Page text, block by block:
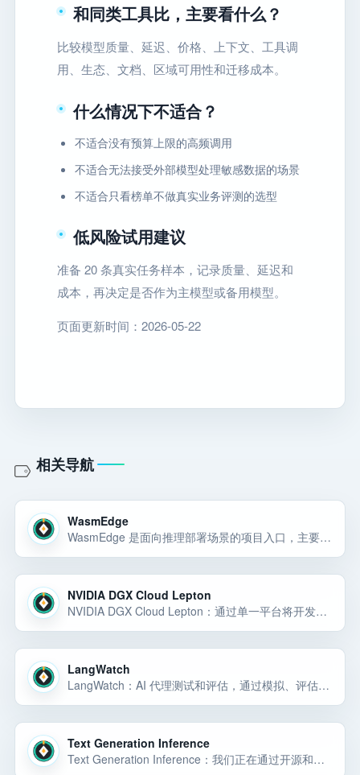
和同类工具比，主要看什么？
比较模型质量、延迟、价格、上下文、工具调
用、生态、文档、区域可用性和迁移成本。
什么情况下不适合？
不适合没有预算上限的高频调用
不适合无法接受外部模型处理敏感数据的场景
不适合只看榜单不做真实业务评测的选型
低风险试用建议
准备 20 条真实任务样本，记录质量、延迟和
成本，再决定是否作为主模型或备用模型。
页面更新时间：2026-05-22
相关导航
WasmEdge
WasmEdge 是面向推理部署场景的项目入口，主要用于部署和运行网站、API 或云端服务；官网域名为 wasmedge.org。
NVIDIA DGX Cloud Lepton
NVIDIA DGX Cloud Lepton：通过单一平台将开发人员连接到跨多个云提供商的全球 GPU 计算网络。
LangWatch
LangWatch：AI 代理测试和评估，通过模拟、评估、可观察性和治理，将不可预测的代理转变为可靠的生产系统。
Text Generation Inference
Text Generation Inference：我们正在通过开源和开放科学推进人工智能并使之民主化；该入口聚焦 Text Generation Inference，